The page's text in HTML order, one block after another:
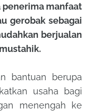
manfaat
gerobak sebagai
berjualan
bantuan berupa
usaha bagi
menengah ke